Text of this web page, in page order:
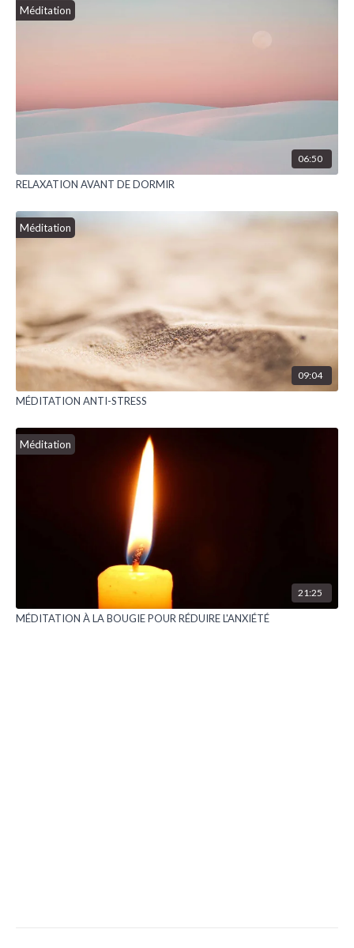
Méditation
06:50
RELAXATION AVANT DE DORMIR
Méditation
09:04
MÉDITATION ANTI-STRESS
Méditation
21:25
MÉDITATION À LA BOUGIE POUR RÉDUIRE L'ANXIÉTÉ